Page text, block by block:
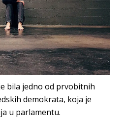
bila jedno od prvobitnih
demokrata, koja je
u parlamentu.